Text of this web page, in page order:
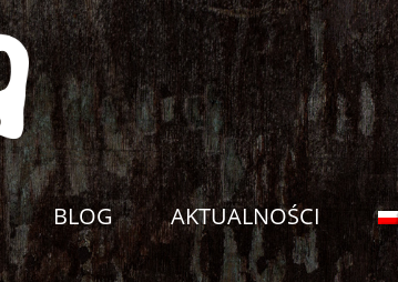
BLOG AKTUALNOŚCI